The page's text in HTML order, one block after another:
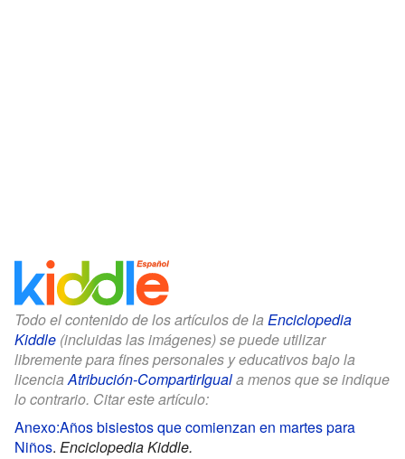
Todo el contenido de los artículos de la Enciclopedia
Kiddle (incluidas las imágenes) se puede utilizar
libremente para fines personales y educativos bajo la
licencia Atribución-CompartirIguala menos que se indique
lo contrario. Citar este artículo:
Anexo:Años bisiestos que comienzan en martes para
Niños. Enciclopedia Kiddle.